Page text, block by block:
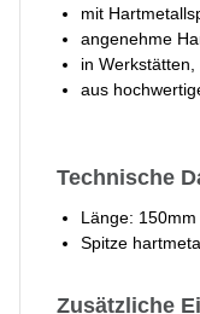
mit
angenehme
in
aus
Technische
Länge: 150mm
Spitze
Zusätzliche